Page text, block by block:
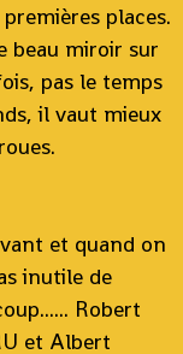
places.
beau miroir sur
pas le temps
il vaut mieux
et quand on
inutile de
Robert
et Albert